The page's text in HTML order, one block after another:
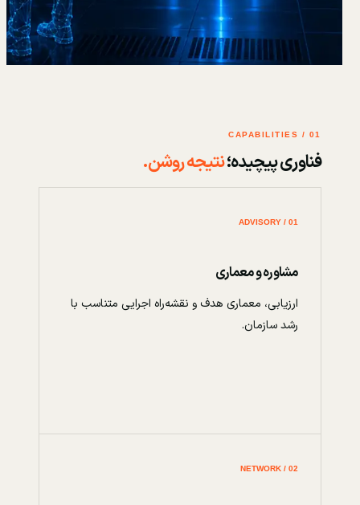
01 / CAPABILITIES
فناوری پیچیده؛نتیجه روشن.
01 / ADVISORY
مشاوره و معماری
ارزیابی، معماری هدف و نقشه‌راه اجرایی متناسب با
رشد سازمان.
02 / NETWORK